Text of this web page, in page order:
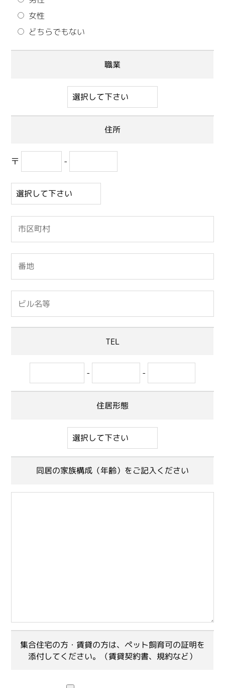
女性
どちらでもない
職業
住所
〒 -
TEL
- -
住居形態
同居の家族構成（年齢）をご記入ください
集合住宅の方・賃貸の方は、ペット飼育可の証明を
添付してください。（賃貸契約書、規約など）